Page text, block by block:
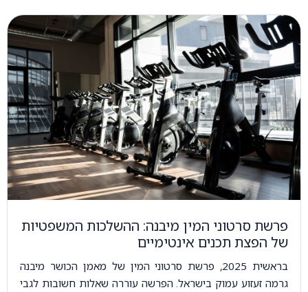
פרשת סרטוני המין מיבנה: ההשלכות המשפטיות
של הפצת תכנים אינטימיים
בראשית 2025, פרשת סרטוני המין של מאמן הכושר מיבנה
גרמה זעזוע עמוק בישראל. הפרשה עוררה שאלות חשובות לגבי